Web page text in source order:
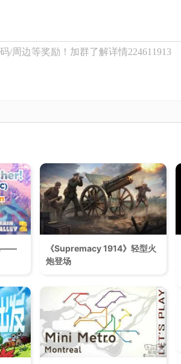
/周边等奖励！加群了解详情224611913
——
《Supremacy 1914》轻型火
炮登场